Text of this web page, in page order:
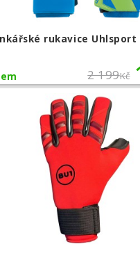
rukavice
2 199Kč